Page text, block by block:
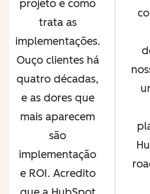
projeto e como
trata as
implementações.
Ouço clientes há
quatro décadas,
e as dores que
mais aparecem
são
implementação
e ROI. Acredito